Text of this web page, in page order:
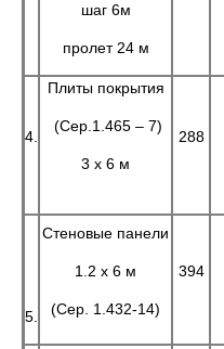
шаг 6м
пролет 24 м
4.
Плиты покрытия
(Сер.1.465 – 7)
3 х 6 м
288
5.
Стеновые панели
1.2 х 6 м
(Сер. 1.432-14)
394